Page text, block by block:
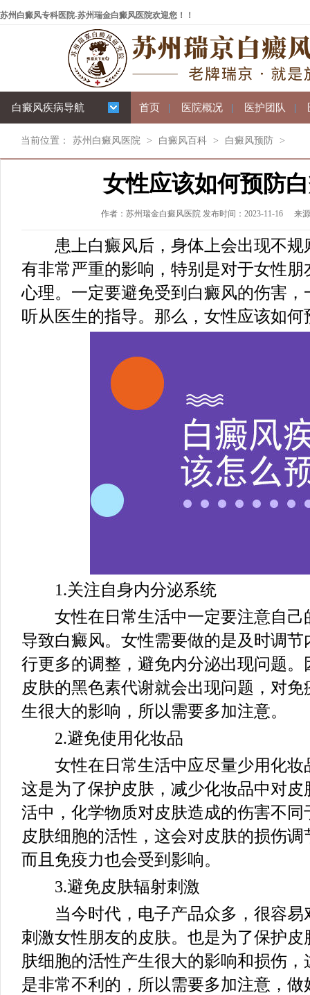
苏州白癜风专科医院-苏州瑞金白癜风医院欢迎您！！
白癜风疾病导航 首页 | 医院概况 | 医护团队 |
当前位置： 苏州白癜风医院 > 白癜风百科 > 白癜风预防 >
女性应该如何预防
作者：苏州瑞金白癜风医院 发布时间：2023-11-16 来
患上白癜风后，身体上会出现不规
有非常严重的影响，特别是对于女性
心理。一定要避免受到白癜风的伤害
听从医生的指导。那么，女性应该如何
1.关注自身内分泌系统
女性在日常生活中一定要注意自己
导致白癜风。女性需要做的是及时调
行更多的调整，避免内分泌出现问题
皮肤的黑色素代谢就会出现问题，对
生很大的影响，所以需要多加注意。
2.避免使用化妆品
女性在日常生活中应尽量少用化妆
这是为了保护皮肤，减少化妆品中对
活中，化学物质对皮肤造成的伤害不
皮肤细胞的活性，这会对皮肤的损伤
而且免疫力也会受到影响。
3.避免皮肤辐射刺激
当今时代，电子产品众多，很容易
刺激女性朋友的皮肤。也是为了保护
肤细胞的活性产生很大的影响和损伤
是非常不利的，所以需要多加注意，